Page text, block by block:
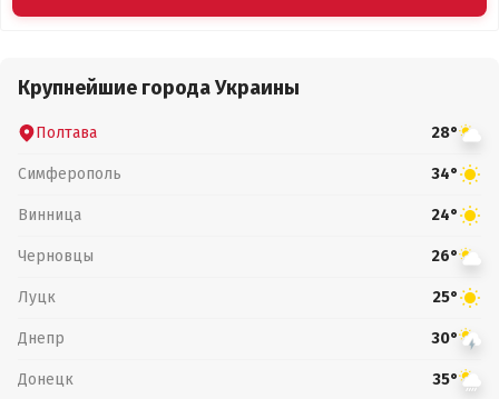
Крупнейшие города Украины
Полтава 28°
Симферополь 34°
Винница 24°
Черновцы 26°
Луцк 25°
Днепр 30°
Донецк 35°